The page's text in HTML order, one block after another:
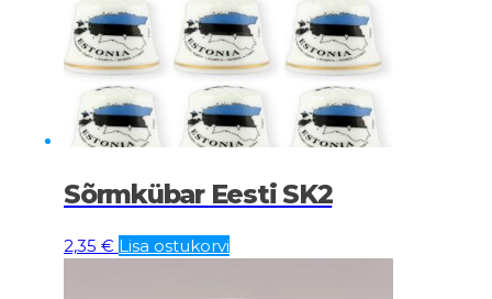
Sõrmkübar Eesti SK2
2,35 € Lisa ostukorvi